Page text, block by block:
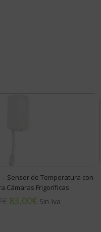
– Sensor de Temperatura con
Cámaras Frigoríficas
83,00€